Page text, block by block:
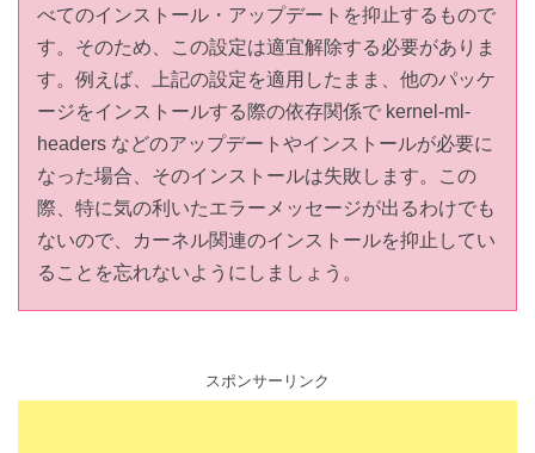
べてのインストール・アップデートを抑止するもので
す。そのため、この設定は適宜解除する必要がありま
す。例えば、上記の設定を適用したまま、他のパッケ
ージをインストールする際の依存関係で kernel-ml-
headers などのアップデートやインストールが必要に
なった場合、そのインストールは失敗します。この
際、特に気の利いたエラーメッセージが出るわけでも
ないので、カーネル関連のインストールを抑止してい
ることを忘れないようにしましょう。
スポンサーリンク